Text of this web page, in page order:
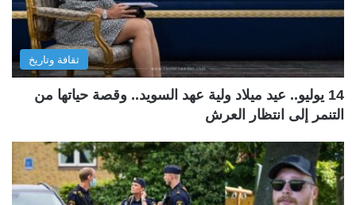
ثقافة وتاريخ
14 يوليو.. عيد ميلاد ولية عهد السويد.. وقصة حياتها من
التنمر إلى انتظار العرش